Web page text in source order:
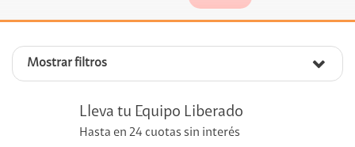
Mostrar filtros
Lleva tu Equipo Liberado
Hasta en 24 cuotas sin interés